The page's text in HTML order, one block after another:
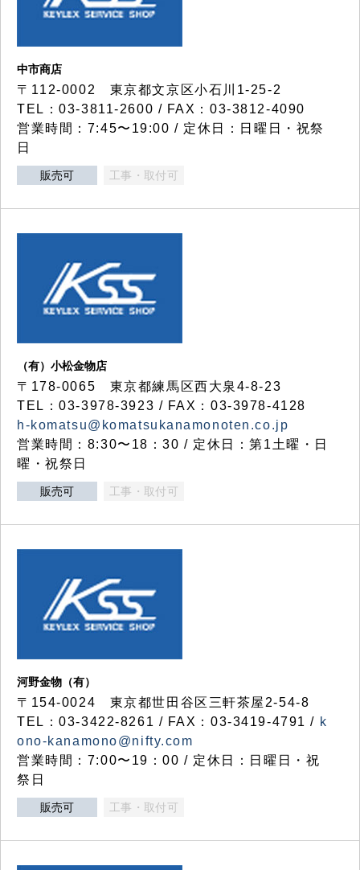
中市商店
〒112-0002 東京都文京区小石川1-25-2
TEL：03-3811-2600 / FAX：03-3812-4090
営業時間：7:45〜19:00 / 定休日：日曜日・祝祭
日
販売可 工事・取付可
（有）小松金物店
〒178-0065 東京都練馬区西大泉4-8-23
TEL：03-3978-3923 / FAX：03-3978-4128
h-komatsu@komatsukanamonoten.co.jp
営業時間：8:30〜18：30 / 定休日：第1土曜・日
曜・祝祭日
販売可 工事・取付可
河野金物（有）
〒154-0024 東京都世田谷区三軒茶屋2-54-8
TEL：03-3422-8261 / FAX：03-3419-4791 / k
ono-kanamono@nifty.com
営業時間：7:00〜19：00 / 定休日：日曜日・祝
祭日
販売可 工事・取付可